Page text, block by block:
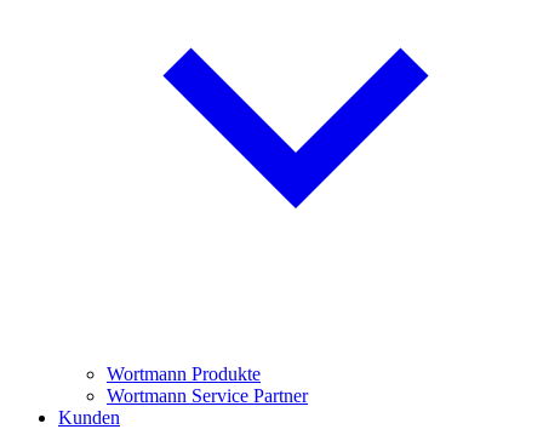
Wortmann Produkte
Wortmann Service Partner
Kunden